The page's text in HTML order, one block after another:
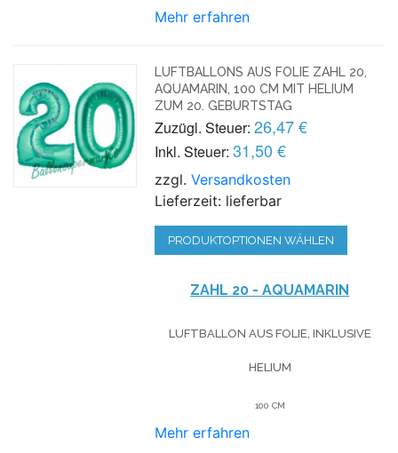
Mehr erfahren
LUFTBALLONS AUS FOLIE ZAHL 20,
AQUAMARIN, 100 CM MIT HELIUM
ZUM 20. GEBURTSTAG
Zuzügl. Steuer: 26,47 €
Inkl. Steuer: 31,50 €
zzgl.Versandkosten
Lieferzeit: lieferbar
PRODUKTOPTIONEN WÄHLEN
ZAHL 20 - AQUAMARIN
LUFTBALLON AUS FOLIE, INKLUSIVE
HELIUM
100 CM
Mehr erfahren